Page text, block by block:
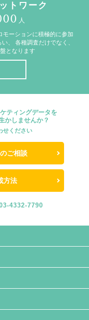
トワーク
人
モーションに積極的に参加
、
各種調査だけでなく、
となります
ティングデータを
かしませんか？
せください
ご相談
方法
4332-7790